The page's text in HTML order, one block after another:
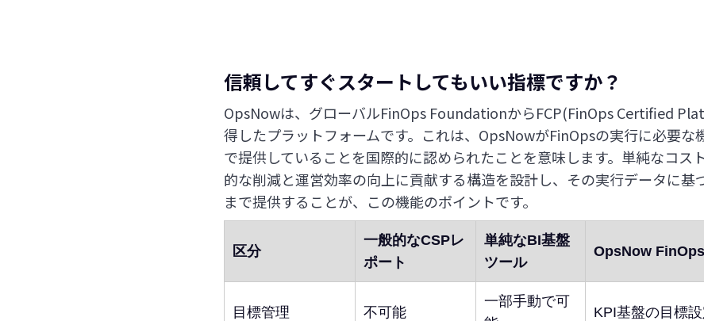
信頼してすぐスタートしてもいい指標ですか？
OpsNowは、グローバルFinOps FoundationからFCP(FinOps Certified
得したプラットフォームです。これは、OpsNowがFinOpsの実行に必要な
で提供していることを国際的に認められたことを意味します。単純なコス
的な削減と運営効率の向上に貢献する構造を設計し、その実行データに基
まで提供することが、この機能のポイントです。
区分
一般的なCSPレ
ポート
単純なBI基盤
ツール
OpsNow
目標管理 不可能
一部手動で可
KPI基盤の目標